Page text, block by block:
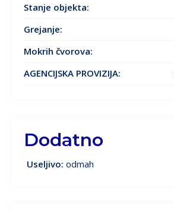
Stanje objekta:
Grejanje:
Mokrih čvorova:
AGENCIJSKA PROVIZIJA:
Dodatno
Useljivo: odmah